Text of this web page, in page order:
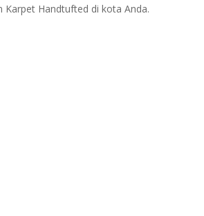
Karpet Handtufted di kota Anda.